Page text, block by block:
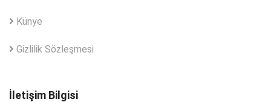
Künye
Gizlilik Sözleşmesi
İletişim Bilgisi